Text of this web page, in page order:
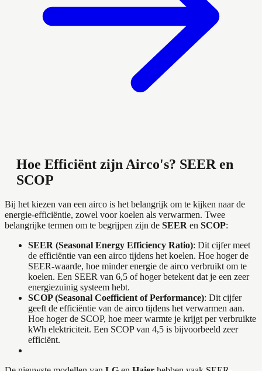
Hoe Efficiënt zijn Airco's? SEER en
SCOP
Bij het kiezen van een airco is het belangrijk om te kijken naar de
energie-efficiëntie, zowel voor koelen als verwarmen. Twee
belangrijke termen om te begrijpen zijn de SEER en SCOP:
SEER (Seasonal Energy Efficiency Ratio): Dit cijfer meet
de efficiëntie van een airco tijdens het koelen. Hoe hoger de
SEER-waarde, hoe minder energie de airco verbruikt om te
koelen. Een SEER van 6,5 of hoger betekent dat je een zeer
energiezuinig systeem hebt.
SCOP (Seasonal Coefficient of Performance): Dit cijfer
geeft de efficiëntie van de airco tijdens het verwarmen aan.
Hoe hoger de SCOP, hoe meer warmte je krijgt per verbruikte
kWh elektriciteit. Een SCOP van 4,5 is bijvoorbeeld zeer
efficiënt.